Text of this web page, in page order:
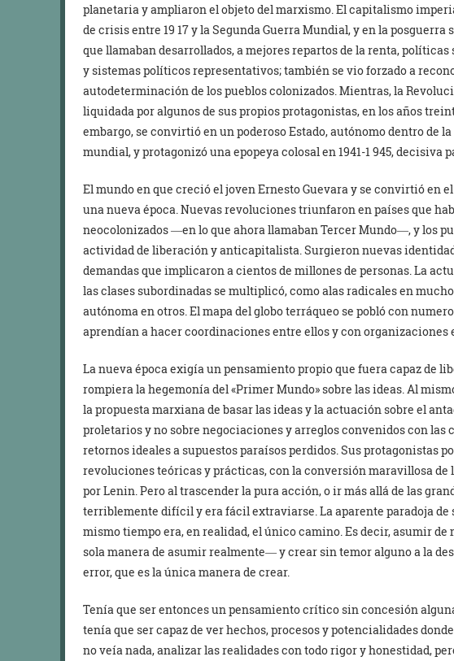
planetaria y ampliaron el objeto del marxismo. El capitalismo
de crisis entre 19 17 y la Segunda Guerra Mundial, y en la posguerra
que llamaban desarrollados, a mejores repartos de la renta, políticas
y sistemas políticos representativos; también se vio forzado a
autodeterminación de los pueblos colonizados. Mientras, la
liquidada por algunos de sus propios protagonistas, en los años
embargo, se convirtió en un poderoso Estado, autónomo dentro de
mundial, y protagonizó una epopeya colosal en 1941-1 945, decisiva
El mundo en que creció el joven Ernesto Guevara y se convirtió en
una nueva época. Nuevas revoluciones triunfaron en países que
neocolonizados ―en lo que ahora llamaban Tercer Mundo―, y los
actividad de liberación y anticapitalista. Surgieron nuevas
demandas que implicaron a cientos de millones de personas. La
las clases subordinadas se multiplicó, como alas radicales en
autónoma en otros. El mapa del globo terráqueo se pobló con
aprendían a hacer coordinaciones entre ellos y con organizaciones
La nueva época exigía un pensamiento propio que fuera capaz de
rompiera la hegemonía del «Primer Mundo» sobre las ideas. Al
la propuesta marxiana de basar las ideas y la actuación sobre el
proletarios y no sobre negociaciones y arreglos convenidos con las
retornos ideales a supuestos paraísos perdidos. Sus protagonistas
revoluciones teóricas y prácticas, con la conversión maravillosa de
por Lenin. Pero al trascender la pura acción, o ir más allá de las
terriblemente difícil y era fácil extraviarse. La aparente paradoja de
mismo tiempo era, en realidad, el único camino. Es decir, asumir
sola manera de asumir realmente― y crear sin temor alguno a la
error, que es la única manera de crear.
Tenía que ser entonces un pensamiento crítico sin concesión
tenía que ser capaz de ver hechos, procesos y potencialidades
no veía nada, analizar las realidades con todo rigor y honestidad,